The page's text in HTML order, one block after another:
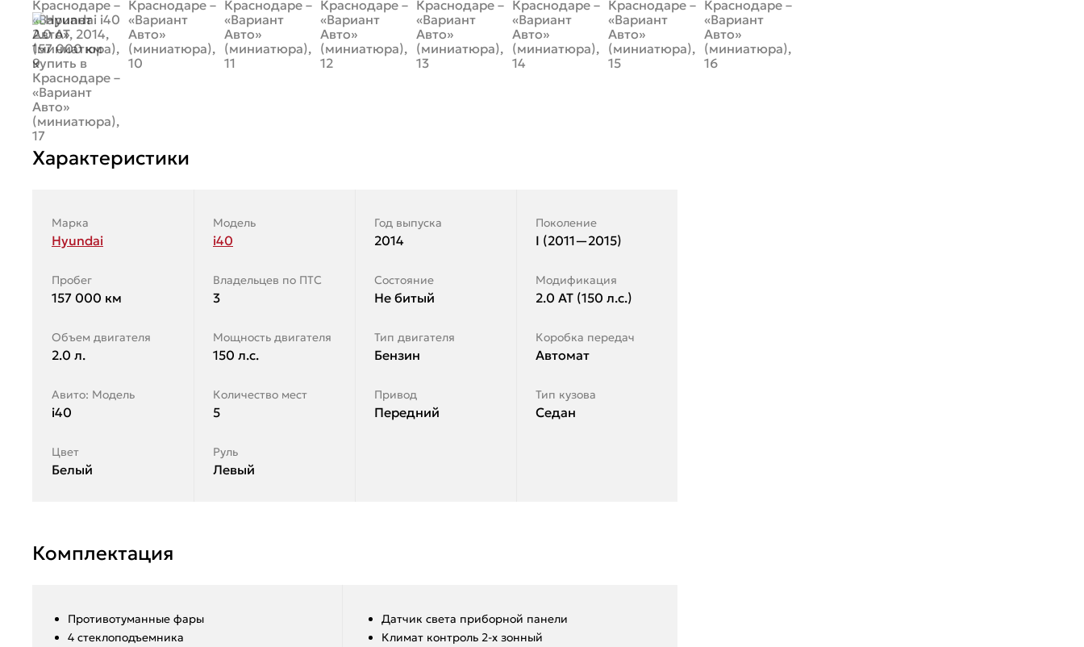
Характеристики
Марка
Hyundai
Модель
i40
Год выпуска
2014
Поколение
I (2011—2015)
Пробег
157 000 км
Владельцев по ПТС
3
Состояние
Не битый
Модификация
2.0 AT (150 л.с.)
Объем двигателя
2.0 л.
Мощность двигателя
150 л.с.
Тип двигателя
Бензин
Коробка передач
Автомат
Авито: Модель
i40
Количество мест
5
Привод
Передний
Тип кузова
Седан
Цвет
Белый
Руль
Левый
Комплектация
Противотуманные фары
4 стеклоподъемника
Датчик света приборной панели
Климат контроль 2-х зонный